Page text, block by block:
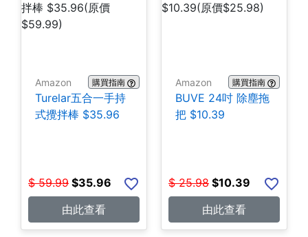
Amazon 購買指南
Turelar五合一手持
式攪拌棒 $35.96
$ 59.99 $35.96
由此查看
Amazon 購買指南
BUVE 24吋 除塵拖
把 $10.39
$ 25.98 $10.39
由此查看